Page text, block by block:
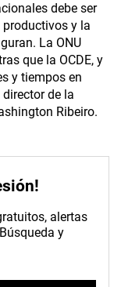
debe ser
y la
La ONU
que la OCDE, y
y tiempos en
de la
Ribeiro.
alertas
y